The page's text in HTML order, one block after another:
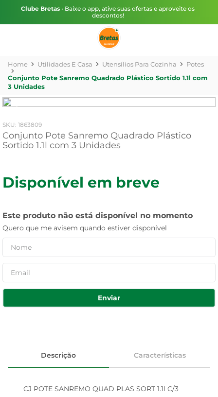
Clube Bretas • Baixe o app, ative suas ofertas e aproveite os
descontos!
Utilidades E Casa Utensílios Para Cozinha
Potes
Conjunto Pote Sanremo Quadrado Plástico Sortido 1.1l com
3 Unidades
: 1863809
Conjunto Pote Sanremo Quadrado Plástico
Sortido 1.1l com 3 Unidades
Disponível em breve
Este produto não está disponível no momento
Quero que me avisem quando estiver disponível
Enviar
Descrição Características
CJ POTE SANREMO QUAD PLAS SORT 1.1l C/3